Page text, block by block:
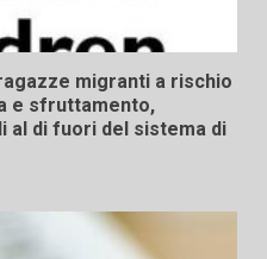
migranti a rischio
e sfruttamento,
al di fuori del sistema di